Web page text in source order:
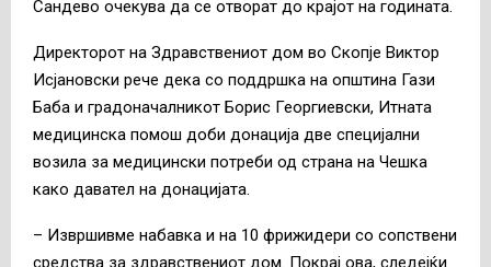
Сандево очекува да се отворат до крајот на годината.
Директорот на Здравствениот дом во Скопје Виктор
Исјановски рече дека со поддршка на општина Гази
Баба и градоначалникот Борис Георгиевски, Итната
медицинска помош доби донација две специјални
возила за медицински потреби од страна на Чешка
како давател на донацијата.
– Извршивме набавка и на 10 фрижидери со сопствени
средства за здравствениот дом. Покрај ова, следејќи